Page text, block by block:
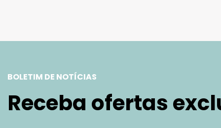
BOLETIM DE NOTÍCIAS
Receba ofertas